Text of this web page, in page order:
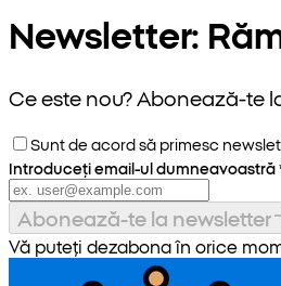
Newsletter:
Ce este nou? Abonează-te
Sunt de acord să primesc
Introduceți email-ul dumneavoastră
Abonează-te la newsletter
Vă puteți dezabona în orice